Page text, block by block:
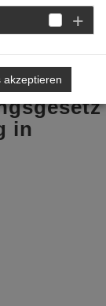
in
akzeptieren